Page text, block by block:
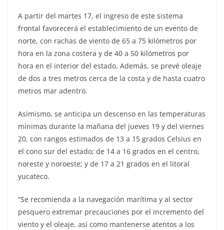
A partir del martes 17, el ingreso de este sistema
frontal favorecerá el establecimiento de un evento de
norte, con rachas de viento de 65 a 75 kilómetros por
hora en la zona costera y de 40 a 50 kilómetros por
hora en el interior del estado. Además, se prevé oleaje
de dos a tres metros cerca de la costa y de hasta cuatro
metros mar adentro.
Asimismo, se anticipa un descenso en las temperaturas
mínimas durante la mañana del jueves 19 y del viernes
20, con rangos estimados de 13 a 15 grados Celsius en
el cono sur del estado; de 14 a 16 grados en el centro,
noreste y noroeste; y de 17 a 21 grados en el litoral
yucateco.
“Se recomienda a la navegación marítima y al sector
pesquero extremar precauciones por el incremento del
viento y el oleaje, así como mantenerse atentos a los